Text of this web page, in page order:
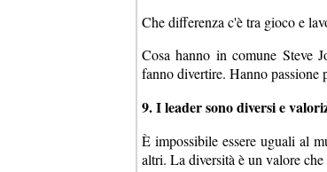
Che differenza c'è tra gioco e
Cosa hanno in comune Steve
fanno divertire. Hanno passione
9. I leader sono diversi e
È impossibile essere uguali al
altri. La diversità è un valore